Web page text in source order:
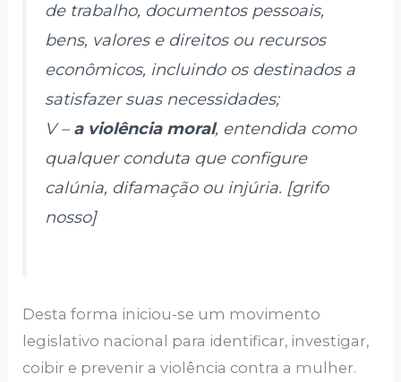
de trabalho, documentos pessoais,
bens, valores e direitos ou recursos
econômicos, incluindo os destinados a
satisfazer suas necessidades;
V – a violência moral, entendida como
qualquer conduta que configure
calúnia, difamação ou injúria. [grifo
nosso]
Desta forma iniciou-se um movimento
legislativo nacional para identificar, investigar,
coibir e prevenir a violência contra a mulher.